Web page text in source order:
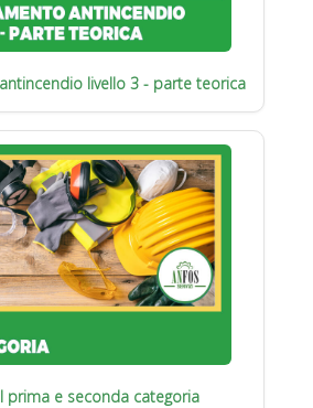
livello 3 - parte teorica
prima e seconda categoria